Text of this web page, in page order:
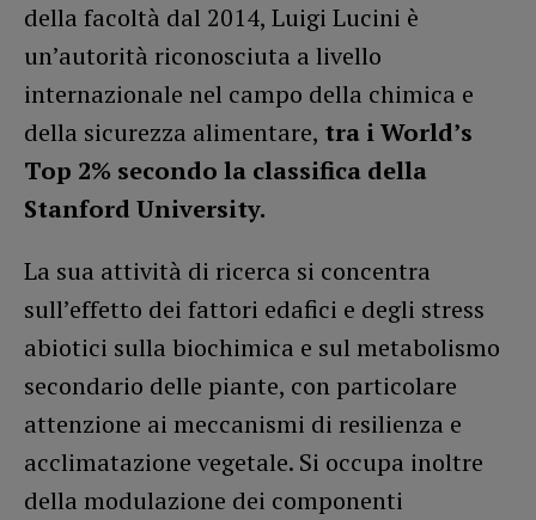
della facoltà dal 2014, Luigi Lucini è
un’autorità riconosciuta a livello
internazionale nel campo della chimica e
della sicurezza alimentare, tra i World’s
Top 2% secondo la classifica della
Stanford University.
La sua attività di ricerca si concentra
sull’effetto dei fattori edafici e degli stress
abiotici sulla biochimica e sul metabolismo
secondario delle piante, con particolare
attenzione ai meccanismi di resilienza e
acclimatazione vegetale. Si occupa inoltre
della modulazione dei componenti